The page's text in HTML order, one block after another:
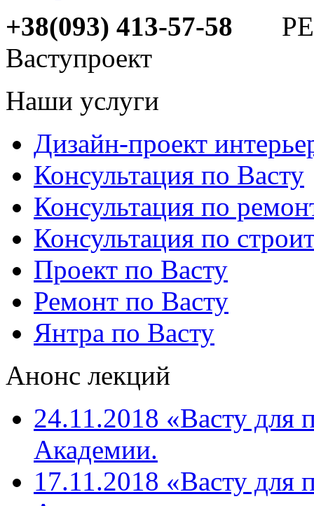
+38(093) 413-57-58
Ваступроект
Наши услуги
Дизайн-проект
Консультация по Васту
Консультация по
Консультация по
Проект по Васту
Ремонт по Васту
Янтра по Васту
Анонс лекций
24.11.2018 «Васту для
Академии.
17.11.2018 «Васту для